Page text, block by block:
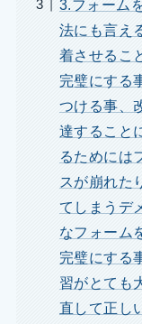
3.フォーム
法にも言え
着させるこ
完璧にする
つける事、
達すること
るためには
スが崩れた
てしまうデ
なフォーム
完璧にする
習がとても
直して正し